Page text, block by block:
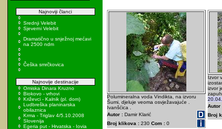
Najnoviji članci
Srednji Velebit
Sjeverni Velebit
Dramatično u snježnoj mećavi
na 2500 ndm
Češka smrčkovica
Najnovije destinacije
Omiska Dinara Kruzno
Biokovo - vrhovi
Križevci - Kalnik (pl. dom)
Ludbreška planinarska
obilaznica
Krma - Triglav 4/5.10.2008
Slovenija
Egeria put - Hrvatska - Iovia
Polumineralna voda Vindikta, na izvoru
Šumi, djeluje veoma osvježavajuće .
Ivanšćica .
Autor : Damir Klarić
Broj klikova : 230 Com : 0
Izvor
izvor
Autor
Broj